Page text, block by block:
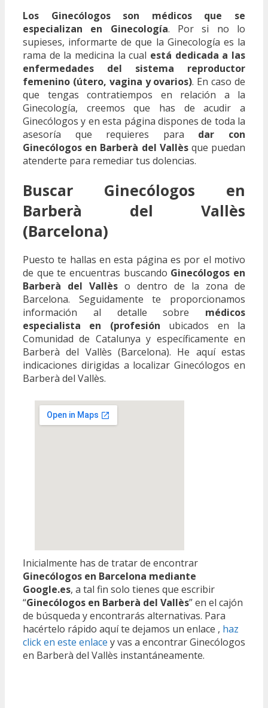
Los Ginecólogos son médicos que se
especializan en Ginecología. Por si no lo
supieses, informarte de que la Ginecología es la
rama de la medicina la cual está dedicada a las
enfermedades del sistema reproductor
femenino (útero, vagina y ovarios). En caso de
que tengas contratiempos en relación a la
Ginecología, creemos que has de acudir a
Ginecólogos y en esta página dispones de toda la
asesoría que requieres para dar con
Ginecólogos en Barberà del Vallèsque puedan
atenderte para remediar tus dolencias.
Buscar Ginecólogos en
Barberà del Vallès
(Barcelona)
Puesto te hallas en esta página es por el motivo
de que te encuentras buscando Ginecólogos en
Barberà del Vallès o dentro de la zona de
Barcelona. Seguidamente te proporcionamos
información al detalle sobre médicos
especialista en (profesión ubicados en la
Comunidad de Catalunya y específicamente en
Barberà del Vallès (Barcelona). He aquí estas
indicaciones dirigidas a localizar Ginecólogos en
Barberà del Vallès.
Inicialmente has de tratar de encontrar
Ginecólogos en Barcelona mediante
Google.es, a tal fin solo tienes que escribir
“Ginecólogos en Barberà del Vallès” en el cajón
de búsqueda y encontrarás alternativas. Para
hacértelo rápido aquí te dejamos un enlace , haz
click en este enlace y vas a encontrar Ginecólogos
en Barberà del Vallès instantáneamente.